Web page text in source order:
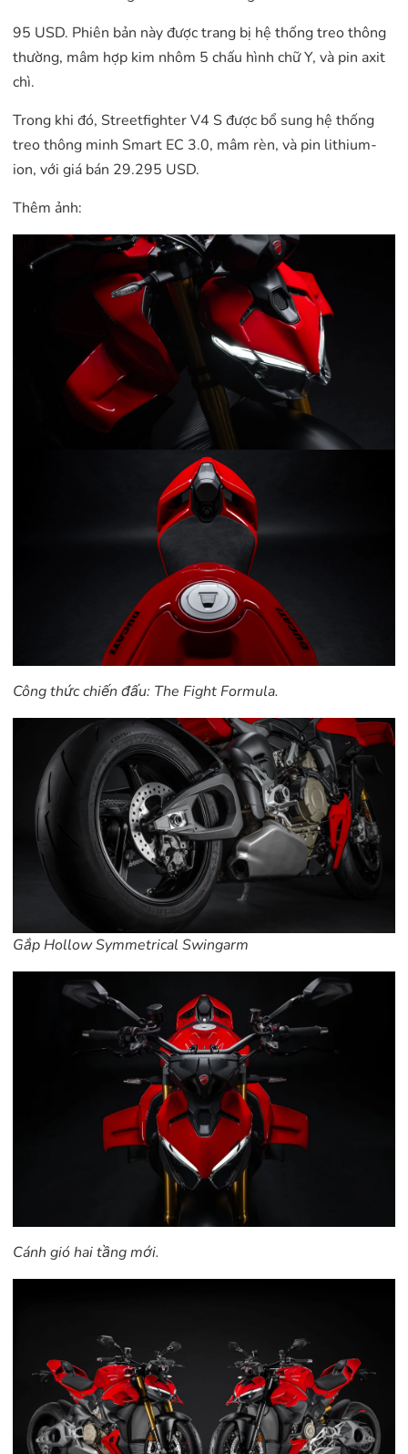
95 USD. Phiên bản này được trang bị hệ thống treo thông
thường, mâm hợp kim nhôm 5 chấu hình chữ Y, và pin axit
chì.
Trong khi đó, Streetfighter V4 S được bổ sung hệ thống
treo thông minh Smart EC 3.0, mâm rèn, và pin lithium-
ion, với giá bán 29.295 USD.
Thêm ảnh:
Công thức chiến đấu: The Fight Formula.
Gắp Hollow Symmetrical Swingarm
Cánh gió hai tầng mới.